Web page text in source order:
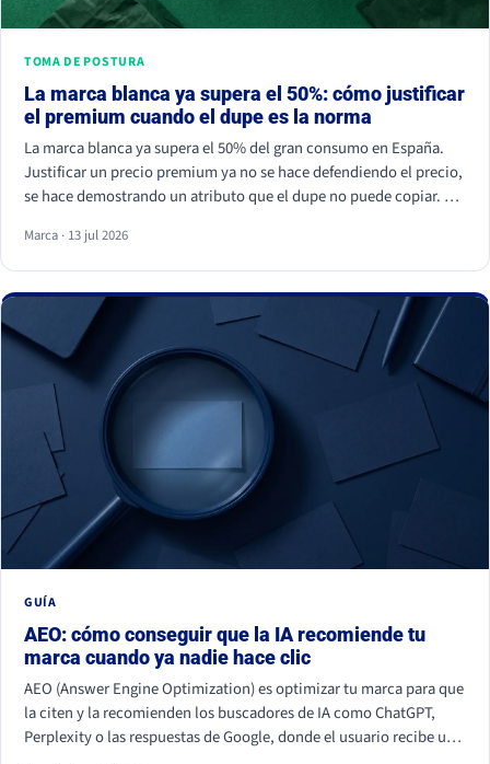
TOMA DE POSTURA
La marca blanca ya supera el 50%: cómo justificar
el premium cuando el dupe es la norma
La marca blanca ya supera el 50% del gran consumo en España.
Justificar un precio premium ya no se hace defendiendo el precio,
se hace demostrando un atributo que el dupe no puede copiar. Si
siempre va a ganar.
Marca · 13 jul 2026
GUÍA
AEO: cómo conseguir que la IA recomiende tu
marca cuando ya nadie hace clic
AEO (Answer Engine Optimization) es optimizar tu marca para que
la citen y la recomienden los buscadores de IA como ChatGPT,
Perplexity o las respuestas de Google, donde el usuario recibe una